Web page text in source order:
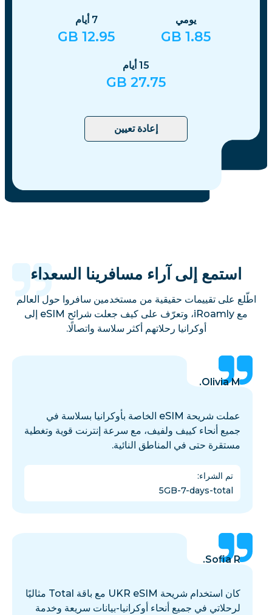
يومي
1.85
7 أيام
12.95
15 أيام
27.75
إعادة تعيين
استمع إلى آراء مسافرينا السعداء
اطّلع على تقييمات حقيقية من مستخدمين سافروا حول العالم
مع iRoamly، وتعرّف على كيف جعلت شرائح eSIM إلى
أوكرانيا رحلاتهم أكثر سلاسة واتصالًا.
Olivia M.
عملت شريحة eSIM الخاصة بأوكرانيا بسلاسة في
جميع أنحاء كييف ولفيف، مع سرعة إنترنت قوية وتغطية
مستقرة حتى في المناطق النائية.
تم الشراء:
5GB-7-days-total
Sofia R.
كان استخدام شريحة UKR eSIM مع باقة Total مثاليًا
لرحلاتي في جميع أنحاء أوكرانيا-بيانات سريعة وخدمة